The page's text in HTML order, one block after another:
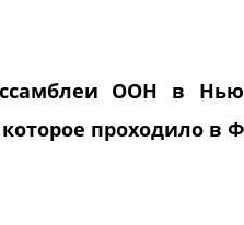
ООН в
проходило в